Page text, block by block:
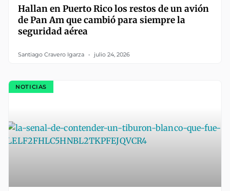
Hallan en Puerto Rico los restos de un avión
de Pan Am que cambió para siempre la
seguridad aérea
Santiago Cravero Igarza julio 24, 2026
NOTICIAS